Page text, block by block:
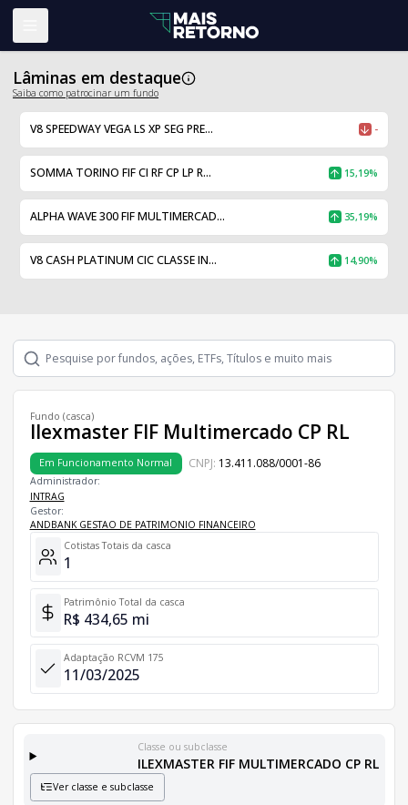
Lâminas em destaque
Saiba como patrocinar um fundo
V8 SPEEDWAY VEGA LS XP SEG PRE... -
SOMMA TORINO FIF CI RF CP LP R... 15,19%
ALPHA WAVE 300 FIF MULTIMERCAD... 35,19%
V8 CASH PLATINUM CIC CLASSE IN... 14,90%
Fundo (casca)
Ilexmaster FIF Multimercado CP RL
Em Funcionamento Normal CNPJ: 13.411.088/0001-86
Administrador:
INTRAG
Gestor:
ANDBANK GESTAO DE PATRIMONIO FINANCEIRO
Cotistas Totais da casca
1
Patrimônio Total da casca
R$ 434,65 mi
Adaptação RCVM 175
11/03/2025
Classes e Subclasses do Fundo
Classe ou subclasse
ILEXMASTER FIF MULTIMERCADO CP RL
Ver classe e subclasse